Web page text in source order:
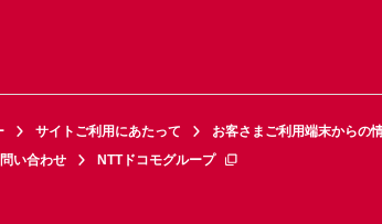
サイトご利用にあたって お客さまご利用端末からの
い合わせ NTTドコモグループ